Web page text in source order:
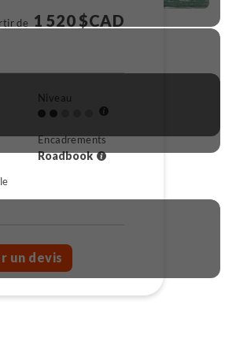
de 1 520 $CAD
Niveau
Encadrements
Roadbook
un devis